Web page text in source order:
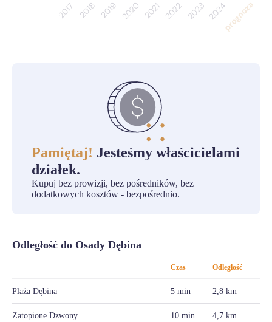
Pamiętaj! Jesteśmy właścicielami
działek.
Kupuj bez prowizji, bez pośredników, bez
dodatkowych kosztów - bezpośrednio.
Odległość do Osady Dębina
Czas Odległość
Plaża Dębina 5 min 2,8 km
Zatopione Dzwony 10 min 4,7 km